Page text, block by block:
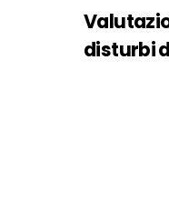
disturbi